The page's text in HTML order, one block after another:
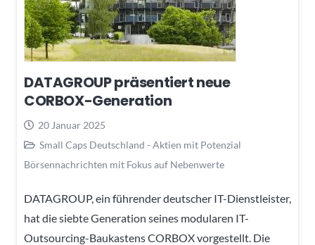
DATAGROUP präsentiert neue
CORBOX-Generation
20 Januar 2025
Small Caps Deutschland - Aktien mit Potenzial
Börsennachrichten mit Fokus auf Nebenwerte
DATAGROUP, ein führender deutscher IT-Dienstleister,
hat die siebte Generation seines modularen IT-
Outsourcing-Baukastens CORBOX vorgestellt. Die